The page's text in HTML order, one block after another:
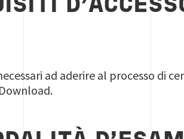
ad aderire al processo di